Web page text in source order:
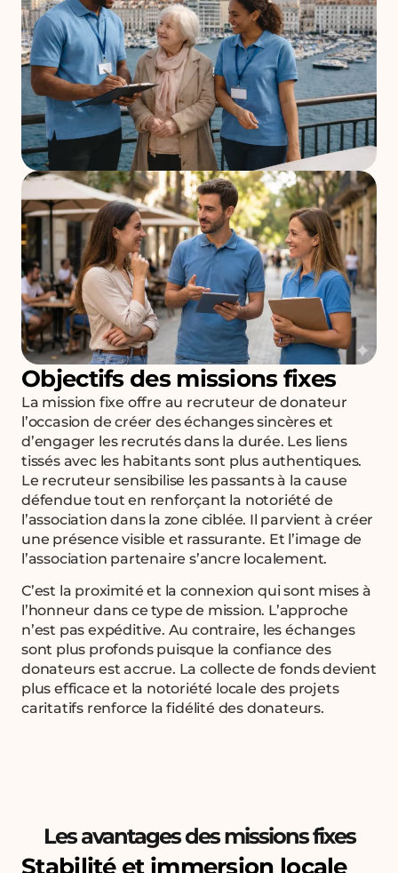
Objectifs des missions fixes
La mission fixe offre au recruteur de donateur
l’occasion de créer des échanges sincères et
d’engager les recrutés dans la durée. Les liens
tissés avec les habitants sont plus authentiques.
Le recruteur sensibilise les passants à la cause
défendue tout en renforçant la notoriété de
l’association dans la zone ciblée. Il parvient à créer
une présence visible et rassurante. Et l’image de
l’association partenaire s’ancre localement.
C’est la proximité et la connexion qui sont mises à
l’honneur dans ce type de mission. L’approche
n’est pas expéditive. Au contraire, les échanges
sont plus profonds puisque la confiance des
donateurs est accrue. La collecte de fonds devient
plus efficace et la notoriété locale des projets
caritatifs renforce la fidélité des donateurs.
Les avantages des missions fixes
Stabilité et immersion locale